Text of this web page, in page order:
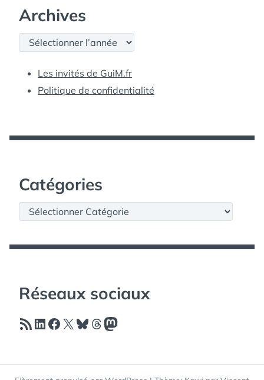
Archives
Archives
Les invités de GuiM.fr
Politique de confidentialité
Catégories
Catégories
Réseaux sociaux
Flux RSSLinkedIn
Facebook
X Bluesky
Threads
Mastodon